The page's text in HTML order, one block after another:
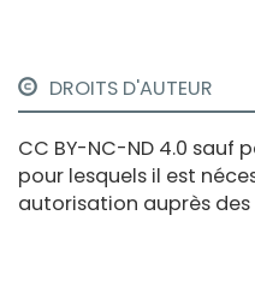
DROITS D'AUTEUR
CC BY-NC-ND 4.0 sauf
pour lesquels il est
autorisation auprès